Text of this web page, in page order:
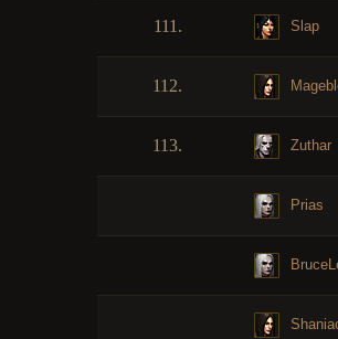
111. Slap
112.
113. Zuthar
Prias